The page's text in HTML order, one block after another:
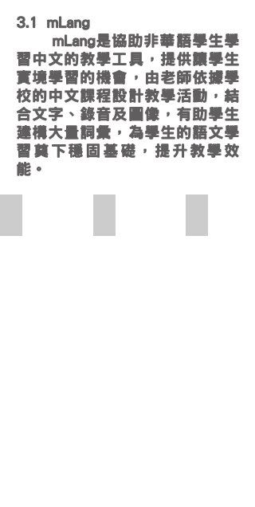
3.1 mLang
mLang是協助非華語學生學
習中文的教學工具，提供讓學生
實境學習的機會，由老師依據學
校的中文課程設計教學活動，結
合文字、錄音及圖像，有助學生
建構大量詞彙，為學生的語文學
習奠下穩固基礎，提升教學效
能。